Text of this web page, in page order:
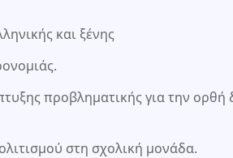
και ξένης
προβληματικής για την ορθή
στη σχολική μονάδα.